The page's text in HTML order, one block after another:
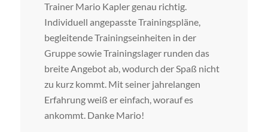
Trainer Mario Kapler genau richtig.
Individuell angepasste Trainingspläne,
begleitende Trainingseinheiten in der
Gruppe sowie Trainingslager runden das
breite Angebot ab, wodurch der Spaß nicht
zu kurz kommt. Mit seiner jahrelangen
Erfahrung weiß er einfach, worauf es
ankommt. Danke Mario!